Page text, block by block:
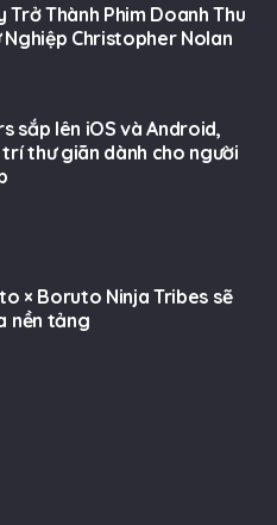
Trở Thành Phim Doanh Thu
Nghiệp Christopher Nolan
sắp lên iOS và Android,
thư giãn dành cho người
× Boruto Ninja Tribes sẽ
nền tảng